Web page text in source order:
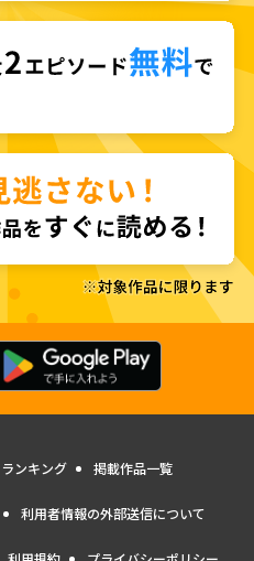
ランキング 掲載作品一覧
利用者情報の外部送信について